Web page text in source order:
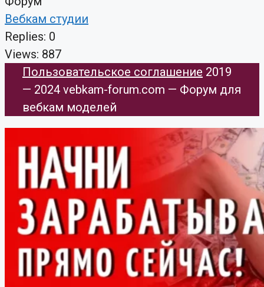
Вебкам студии
Replies: 0
Views: 887
Пользовательское соглашение ​ 2019
— 2024 vebkam-forum.com — Форум для
вебкам моделей